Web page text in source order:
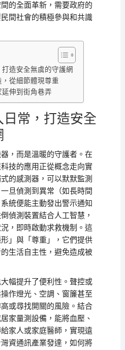
的全面革新，需要政府的
間社會的積極參與和共識
造安全無虞的守護網
從細節體現尊重
伸到街角巷弄
常，打造安全
，而是溫暖的守護者。在
技的應用正從概念走向實
的感測器，可以默默監測
旦偵測到異常（如長時間
統便能主動發出警示通知
偵測裝置結合人工智慧，
，即時啟動求救機制。這
」與「尊重」，它們提供
生活自主性，避免造成被
幅提升了便利性。聲控或
作燈光、空調、窗簾甚至
或尋找開關的風險。結合
家量測設備，能將血壓、
家人或家庭醫師，實現遠
資通訊產業發達，如何將